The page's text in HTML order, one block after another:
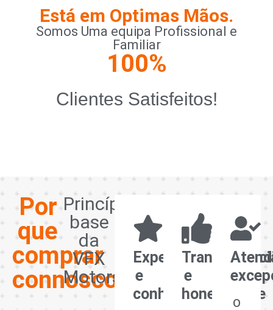
Está em Optimas Mãos.
Somos Uma equipa Profissional e
Familiar
Clientes Satisfeitos!
100%
Por
que
comprar
connosco?
Princípios
base
da
VFX
Motors
Experiência
e
conhecimento
e
honestidade
O